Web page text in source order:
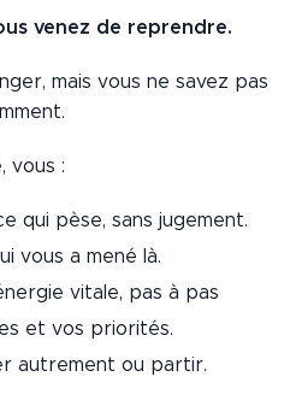
venez de reprendre.
mais vous ne savez pas
vous :
qui pèse, sans jugement.
vous a mené là.
vitale, pas à pas
et vos priorités.
autrement ou partir.